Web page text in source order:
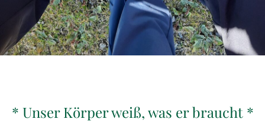
* Unser Körper weiß, was er braucht *